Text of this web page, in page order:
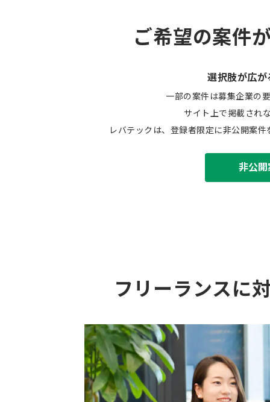
ご希望の案件
選択肢が広が
一部の案件は募集企業の
サイト上で掲載され
レバテックは、登録者限定に非公開案
非公
フリーランスに